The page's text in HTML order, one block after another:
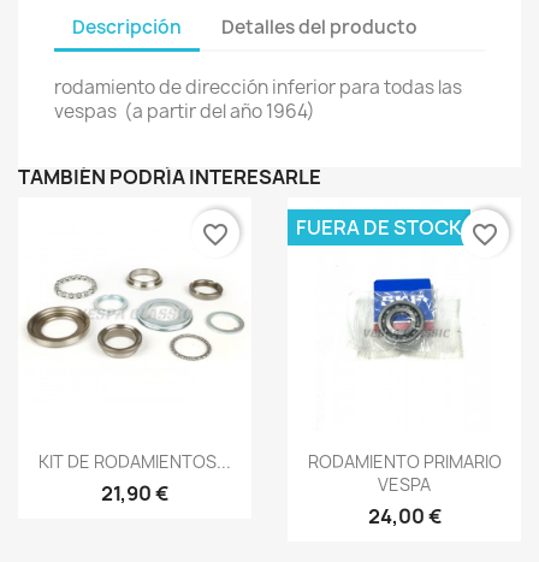
Descripción Detalles del producto
rodamiento de dirección inferior para todas las
vespas (a partir del año 1964)
TAMBIÉN PODRÍA INTERESARLE
 Vista rápida
KIT DE RODAMIENTOS...
21,90 €
favorite_border
Vista rápida
RODAMIENTO PRIMARIO
VESPA
24,00 €
FUERA DE STOCK favorite_border